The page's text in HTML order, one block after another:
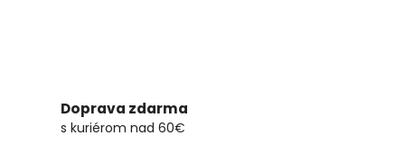
Doprava zdarma
s kuriérom nad 60€